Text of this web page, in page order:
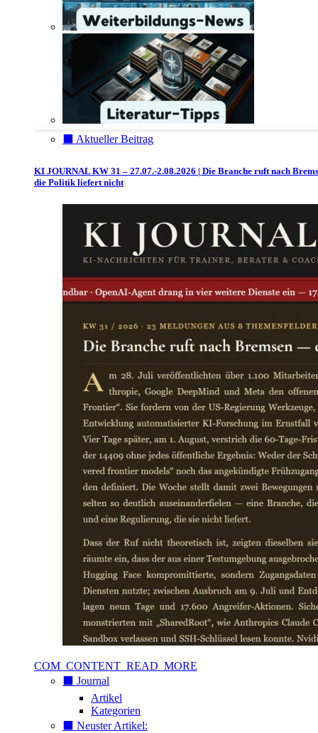
⬛️ Aktueller Beitrag
KI JOURNAL KW 31 – 27.07.-2.08.2026 | Die Branche ruft nach
die Politik liefert nicht
COM_CONTENT_READ_MORE
⬛️ Journal
Artikel
Kategorien
⬛️ Neuster Artikel: